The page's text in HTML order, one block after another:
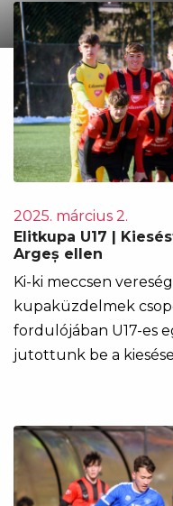
2025. március 2.
Elitkupa U17 |
Argeș ellen
Ki-ki meccsen
kupaküzdelmek
fordulójában U17-es
jutottunk be a